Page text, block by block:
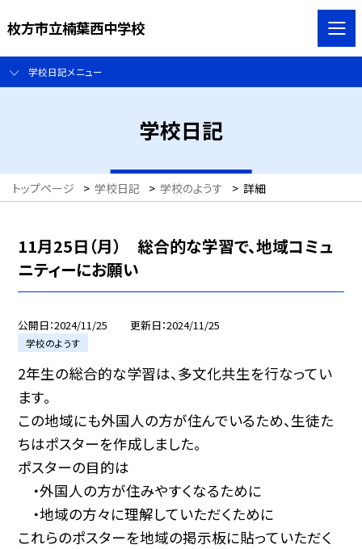
枚方市立楠葉西中学校
学校日記メニュー
学校日記
トップページ > 学校日記 > 学校のようす > 詳細
11月25日（月） 総合的な学習で、地域コミュ
ニティーにお願い
公開日 2024/11/25 更新日 2024/11/25
学校のようす
2年生の総合的な学習は、多文化共生を行なってい
ます。
この地域にも外国人の方が住んでいるため、生徒た
ちはポスターを作成しました。
ポスターの目的は
・外国人の方が住みやすくなるために
・地域の方々に理解していただくために
これらのポスターを地域の掲示板に貼っていただく